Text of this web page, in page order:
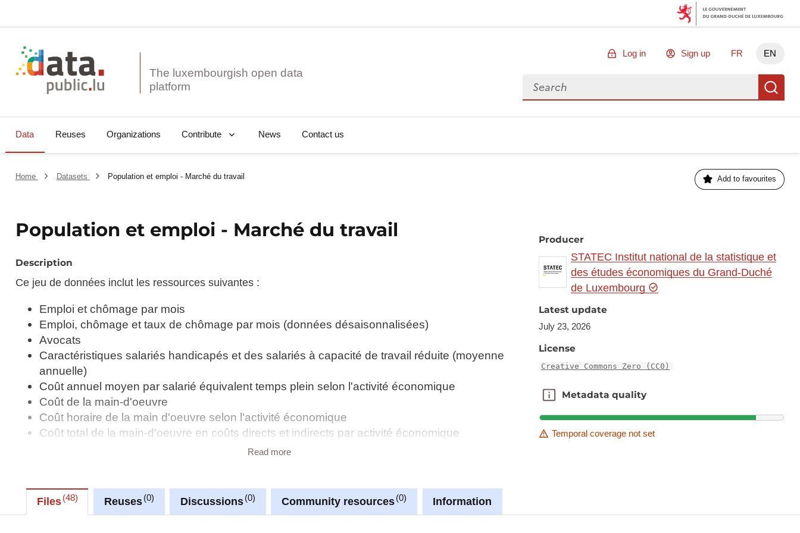
The luxembourgish open data
Log in Sign up FR EN
Search for data
Data Reuses Organizations Contribute News Contact us
Home Datasets Population et emploi - Marché du travail Add to favourites
Population et emploi - Marché du travail
Description
Ce jeu de données inclut les ressources suivantes :
Emploi et chômage par mois
Emploi, chômage et taux de chômage par mois (données désaisonnalisées)
Avocats
Caractéristiques salariés handicapés et des salariés à capacité de travail réduite (moyenne
annuelle)
Coût annuel moyen par salarié équivalent temps plein selon l'activité économique
Coût de la main-d'oeuvre
Coût horaire de la main d'oeuvre selon l'activité économique
Coût total de la main-d'oeuvre en coûts directs et indirects par activité économique
Coûts de la main d'oeuvre par classe de taille
Effectifs de la Police Grand-Ducale
Emploi dans les établissements de crédit, les professionnels du secteur financier et les
Read more
Producer
STATEC Institut national de la statistique et
des études économiques du Grand-Duché
de Luxembourg
Latest update
July 23, 2026
License
Creative Commons Zero (CC0)
Metadata quality
Metadata quality
Temporal coverage not set
Files 48 Reuses 0 Discussions 0 Community resources 0 Information